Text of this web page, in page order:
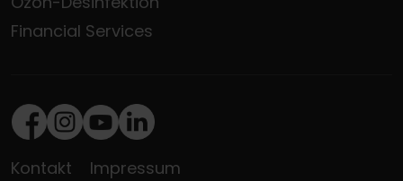
Financial Services
Facebook
Instagram
Youtube
LinkedIn
Kontakt
Impressum